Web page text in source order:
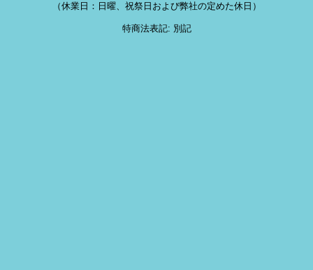
（休業日：日曜、祝祭日および弊社の定めた休日）
特商法表記: 別記